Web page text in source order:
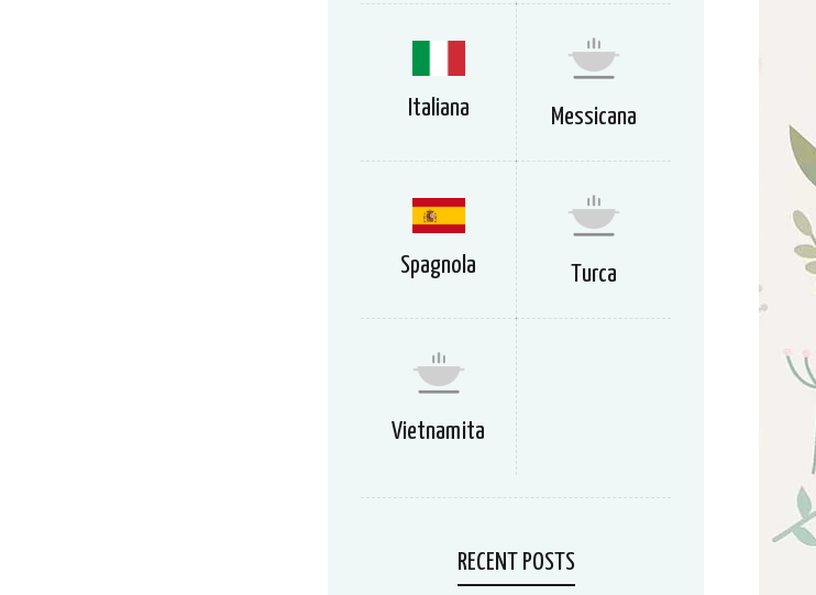
Italiana Messicana
Spagnola Turca
Vietnamita
RECENT POSTS